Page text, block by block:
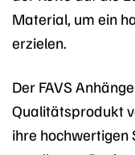
Material, um ein
erzielen.
Der FAVS
Qualitätsprodukt
ihre hochwertigen